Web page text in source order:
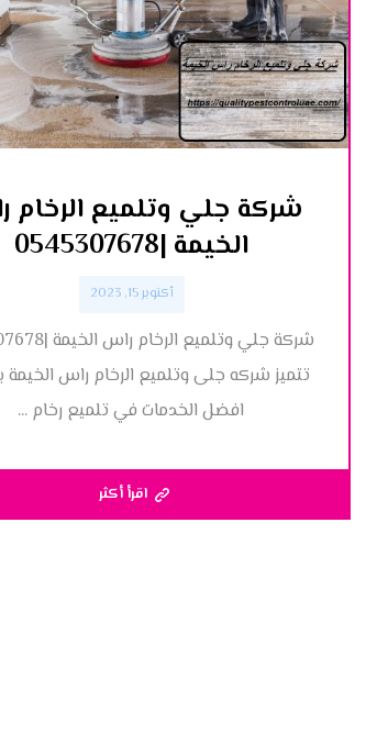
شركة جلي وتلميع الرخام
الخيمة |0545307678
أكتوبر 15, 2023
شركة جلي وتلميع
تتميز شركه جلى وتلميع الرخام راس الخيمة
افضل الخدمات في تلميع رخام ...
اقرأ أكثر